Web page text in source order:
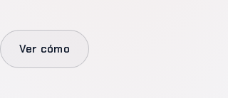
Ver cómo